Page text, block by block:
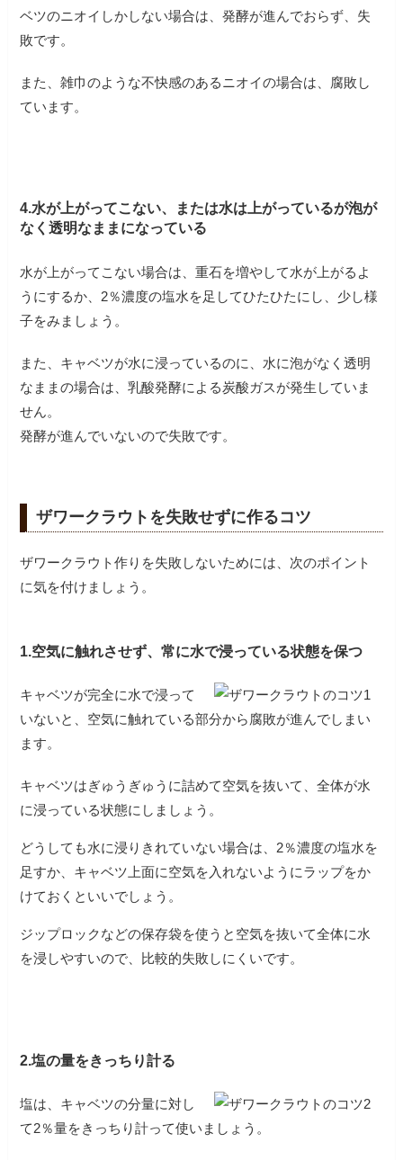
ベツのニオイしかしない場合は、発酵が進んでおらず、失
敗です。
また、雑巾のような不快感のあるニオイの場合は、腐敗し
ています。
4.水が上がってこない、または水は上がっているが泡が
なく透明なままになっている
水が上がってこない場合は、重石を増やして水が上がるよ
うにするか、2％濃度の塩水を足してひたひたにし、少し様
子をみましょう。
また、キャベツが水に浸っているのに、水に泡がなく透明
なままの場合は、乳酸発酵による炭酸ガスが発生していま
せん。
発酵が進んでいないので失敗です。
ザワークラウトを失敗せずに作るコツ
ザワークラウト作りを失敗しないためには、次のポイント
に気を付けましょう。
1.空気に触れさせず、常に水で浸っている状態を保つ
キャベツが完全に水で浸って
いないと、空気に触れている部分から腐敗が進んでしまい
ます。
キャベツはぎゅうぎゅうに詰めて空気を抜いて、全体が水
に浸っている状態にしましょう。
どうしても水に浸りきれていない場合は、2％濃度の塩水を
足すか、キャベツ上面に空気を入れないようにラップをか
けておくといいでしょう。
ジップロックなどの保存袋を使うと空気を抜いて全体に水
を浸しやすいので、比較的失敗しにくいです。
2.塩の量をきっちり計る
塩は、キャベツの分量に対し
て2％量をきっちり計って使いましょう。